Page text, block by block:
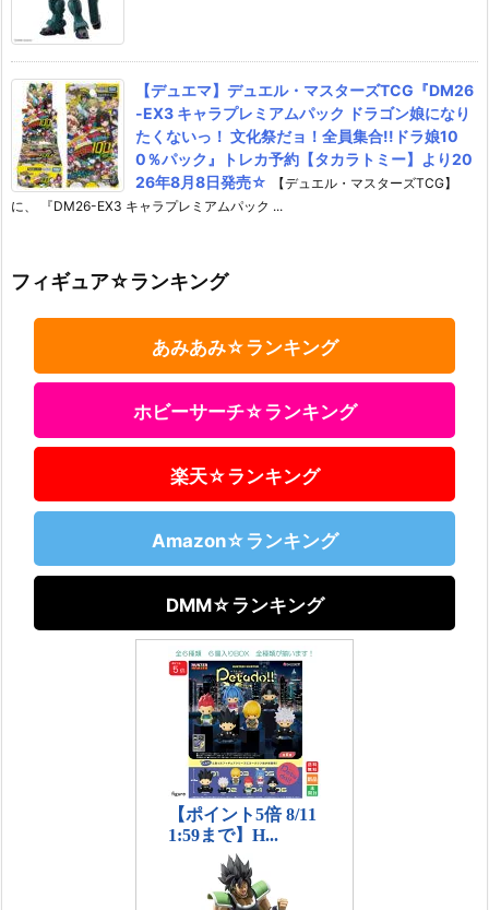
【デュエマ】デュエル・マスターズTCG『DM26
-EX3 キャラプレミアムパック ドラゴン娘になり
たくないっ！ 文化祭だョ！全員集合!!ドラ娘10
0％パック』トレカ予約【タカラトミー】より20
26年8月8日発売☆
【デュエル・マスターズTCG】
に、 『DM26-EX3 キャラプレミアムパック ...
フィギュア☆ランキング
あみあみ☆ランキング
ホビーサーチ☆ランキング
楽天☆ランキング
Amazon☆ランキング
DMM☆ランキング